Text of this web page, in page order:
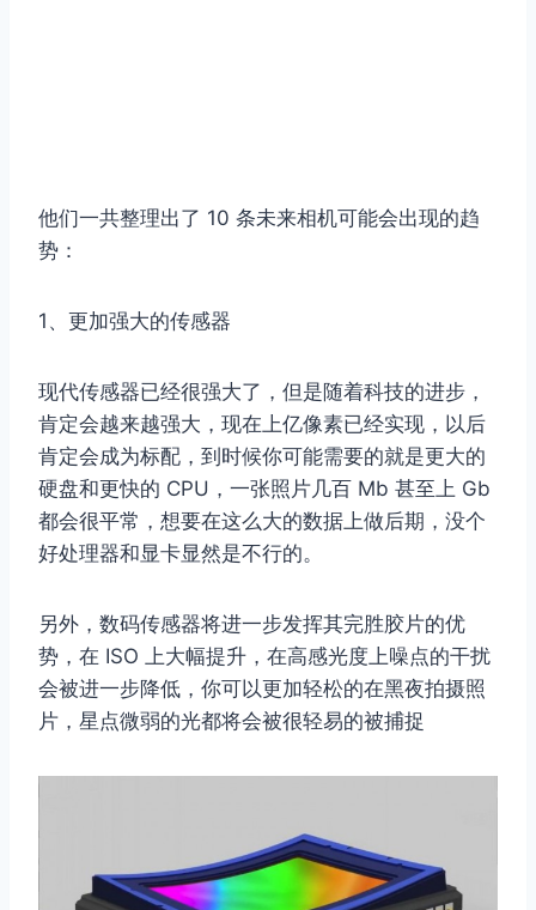
他们一共整理出了 10 条未来相机可能会出现的趋
势：
1、更加强大的传感器
现代传感器已经很强大了，但是随着科技的进步，
肯定会越来越强大，现在上亿像素已经实现，以后
肯定会成为标配，到时候你可能需要的就是更大的
硬盘和更快的 CPU，一张照片几百 Mb 甚至上 Gb
都会很平常，想要在这么大的数据上做后期，没个
好处理器和显卡显然是不行的。
另外，数码传感器将进一步发挥其完胜胶片的优
势，在 ISO 上大幅提升，在高感光度上噪点的干扰
会被进一步降低，你可以更加轻松的在黑夜拍摄照
片，星点微弱的光都将会被很轻易的被捕捉